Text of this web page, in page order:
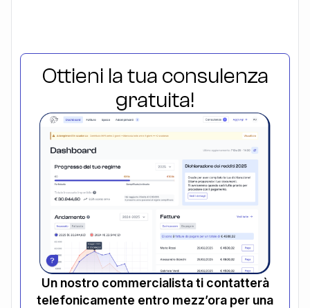
Ottieni la tua consulenza
gratuita!
Un nostro commercialista ti contatterà
telefonicamente entro mezz’ora per una